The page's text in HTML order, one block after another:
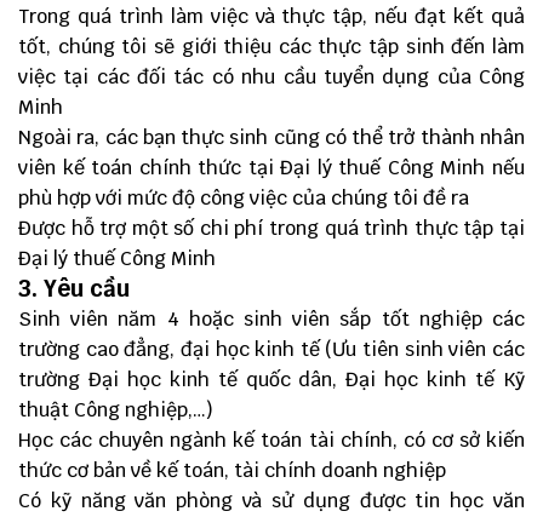
Trong quá trình làm việc và thực tập, nếu đạt kết quả
tốt, chúng tôi sẽ giới thiệu các thực tập sinh đến làm
việc tại các đối tác có nhu cầu tuyển dụng của Công
Minh
Ngoài ra, các bạn thực sinh cũng có thể trở thành nhân
viên kế toán chính thức tại Đại lý thuế Công Minh nếu
phù hợp với mức độ công việc của chúng tôi đề ra
Được hỗ trợ một số chi phí trong quá trình thực tập tại
Đại lý thuế Công Minh
3. Yêu cầu
Sinh viên năm 4 hoặc sinh viên sắp tốt nghiệp các
trường cao đẳng, đại học kinh tế (Ưu tiên sinh viên các
trường Đại học kinh tế quốc dân, Đại học kinh tế Kỹ
thuật Công nghiệp,…)
Học các chuyên ngành kế toán tài chính, có cơ sở kiến
thức cơ bản về kế toán, tài chính doanh nghiệp
Có kỹ năng văn phòng và sử dụng được tin học văn